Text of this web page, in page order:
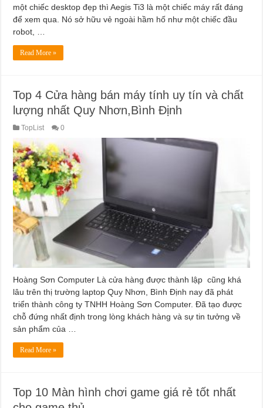
một chiếc desktop đẹp thì Aegis Ti3 là một chiếc máy rất đáng
để xem qua. Nó sở hữu vẻ ngoài hầm hố như một chiếc đầu
robot, …
Read More »
Top 4 Cửa hàng bán máy tính uy tín và chất
lượng nhất Quy Nhơn,Bình Định
TopList 0
Hoàng Sơn Computer Là cửa hàng được thành lập cũng khá
lâu trên thị trường laptop Quy Nhơn, Bình Định nay đã phát
triển thành công ty TNHH Hoàng Sơn Computer. Đã tạo được
chỗ đứng nhất định trong lòng khách hàng và sự tin tưởng về
sản phẩm của …
Read More »
Top 10 Màn hình chơi game giá rẻ tốt nhất